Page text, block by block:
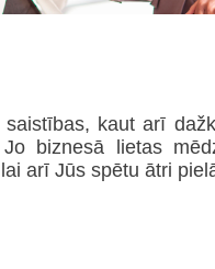
kaut arī
biznesā lietas
arī Jūs spētu ātri